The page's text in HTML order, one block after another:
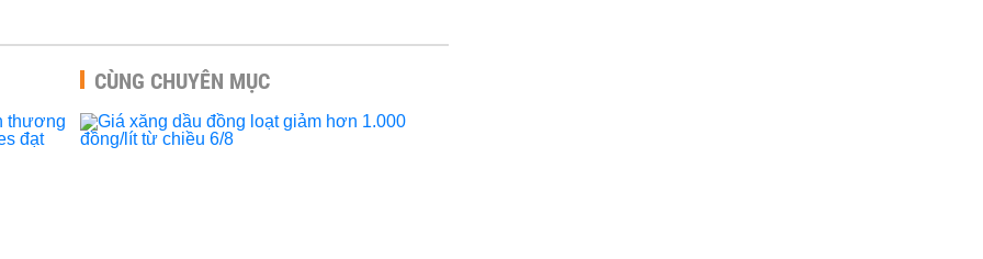
CÙNG CHUYÊN MỤC